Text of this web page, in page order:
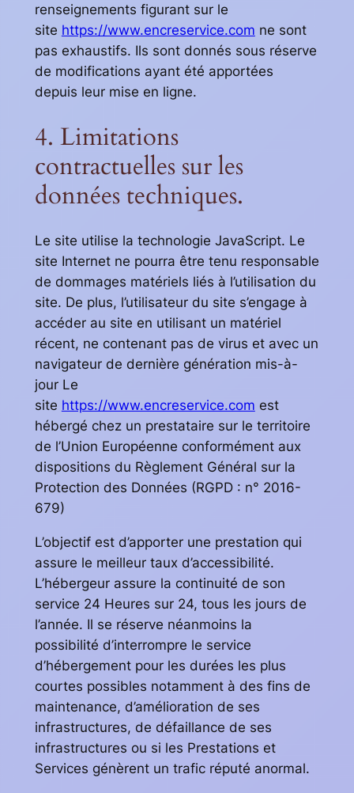
renseignements figurant sur le
site https://www.encreservice.com ne sont
pas exhaustifs. Ils sont donnés sous réserve
de modifications ayant été apportées
depuis leur mise en ligne.
4. Limitations
contractuelles sur les
données techniques.
Le site utilise la technologie JavaScript. Le
site Internet ne pourra être tenu responsable
de dommages matériels liés à l’utilisation du
site. De plus, l’utilisateur du site s’engage à
accéder au site en utilisant un matériel
récent, ne contenant pas de virus et avec un
navigateur de dernière génération mis-à-
jour Le
site https://www.encreservice.com est
hébergé chez un prestataire sur le territoire
de l’Union Européenne conformément aux
dispositions du Règlement Général sur la
Protection des Données (RGPD : n° 2016-
679)
L’objectif est d’apporter une prestation qui
assure le meilleur taux d’accessibilité.
L’hébergeur assure la continuité de son
service 24 Heures sur 24, tous les jours de
l’année. Il se réserve néanmoins la
possibilité d’interrompre le service
d’hébergement pour les durées les plus
courtes possibles notamment à des fins de
maintenance, d’amélioration de ses
infrastructures, de défaillance de ses
infrastructures ou si les Prestations et
Services génèrent un trafic réputé anormal.